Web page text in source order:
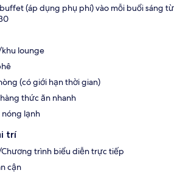
(áp dụng phụ phí) vào mỗi buổi sáng từ
lounge
(có giới hạn thời gian)
thức ăn nhanh
lạnh
trí
Chương trình biểu diễn trực tiếp
cận